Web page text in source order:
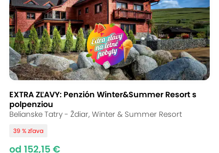
EXTRA ZĽAVY: Penzión Winter&Summer Resort s
polpenziou
Belianske Tatry - Ždiar, Winter & Summer Resort
39 % zľava
od 152,15 €